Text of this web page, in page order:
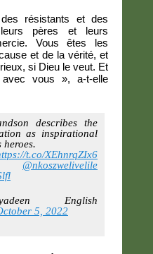
résistants et des
pères et leurs
Vous êtes les
et de la vérité, et
si Dieu le veut. Et
vous », a-t-elle
describes the
as inspirational
heroes.
t.co/XEhnrqZIx6
@nkoszwelivelile
English
5, 2022